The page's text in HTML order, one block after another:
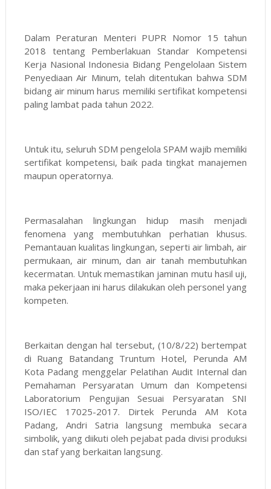
Dalam Peraturan Menteri PUPR Nomor 15 tahun
2018 tentang Pemberlakuan Standar Kompetensi
Kerja Nasional Indonesia Bidang Pengelolaan Sistem
Penyediaan Air Minum, telah ditentukan bahwa SDM
bidang air minum harus memiliki sertifikat kompetensi
paling lambat pada tahun 2022.
Untuk itu, seluruh SDM pengelola SPAM wajib memiliki
sertifikat kompetensi, baik pada tingkat manajemen
maupun operatornya.
Permasalahan lingkungan hidup masih menjadi
fenomena yang membutuhkan perhatian khusus.
Pemantauan kualitas lingkungan, seperti air limbah, air
permukaan, air minum, dan air tanah membutuhkan
kecermatan. Untuk memastikan jaminan mutu hasil uji,
maka pekerjaan ini harus dilakukan oleh personel yang
kompeten.
Berkaitan dengan hal tersebut, (10/8/22) bertempat
di Ruang Batandang Truntum Hotel, Perunda AM
Kota Padang menggelar Pelatihan Audit Internal dan
Pemahaman Persyaratan Umum dan Kompetensi
Laboratorium Pengujian Sesuai Persyaratan SNI
ISO/IEC 17025-2017. Dirtek Perunda AM Kota
Padang, Andri Satria langsung membuka secara
simbolik, yang diikuti oleh pejabat pada divisi produksi
dan staf yang berkaitan langsung.